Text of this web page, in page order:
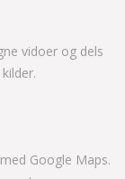
vidoer og dels
Google Maps.